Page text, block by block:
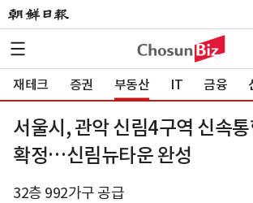
재테크 증권 부동산 IT 금융
서울시, 관악 신림4구역 신속
확정…신림뉴타운 완성
32층 992가구 공급